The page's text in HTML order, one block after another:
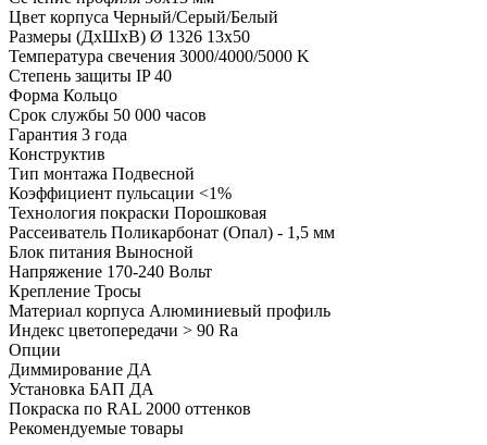
Цвет корпуса Черный/Серый/Белый
Размеры (ДхШхВ) Ø 1326 13х50
Температура свечения 3000/4000/5000 K
Степень защиты IP 40
Форма Кольцо
Срок службы 50 000 часов
Гарантия 3 года
Конструктив
Тип монтажа Подвесной
Коэффициент пульсации <1%
Технология покраски Порошковая
Рассеиватель Поликарбонат (Опал) - 1,5 мм
Блок питания Выносной
Напряжение 170-240 Вольт
Крепление Тросы
Материал корпуса Алюминиевый профиль
Индекс цветопередачи > 90 Ra
Опции
Диммирование ДА
Установка БАП ДА
Покраска по RAL 2000 оттенков
Рекомендуемые товары